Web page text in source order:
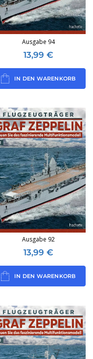
Ausgabe 94
13,99 €
IN DEN WARENKORB
Ausgabe 92
13,99 €
IN DEN WARENKORB